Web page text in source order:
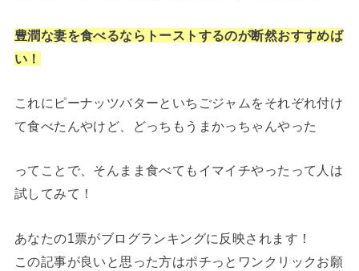
豊潤な妻を食べるならトーストするのが断然おすすめば
い！
これにピーナッツバターといちごジャムをそれぞれ付け
て食べたんやけど、どっちもうまかっちゃんやった
ってことで、そんまま食べてもイマイチやったって人は
試してみて！
あなたの1票がブログランキングに反映されます！
この記事が良いと思った方はポチっとワンクリックお願